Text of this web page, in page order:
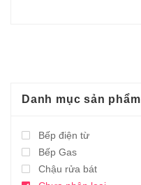
Danh mục sản phẩm
Bếp điện từ
Bếp Gas
Chậu rửa bát